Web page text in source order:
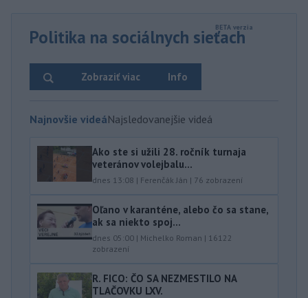
Politika na sociálnych sieťach
Info
Zobraziť viac
Najnovšie videáNajsledovanejšie videá
Ako ste si užili 28. ročník turnaja
veteránov volejbalu...
dnes 13:08 | Ferenčák Ján | 76 zobrazení
Oľano v karanténe, alebo čo sa stane,
ak sa niekto spoj...
dnes 05:00 | Michelko Roman | 16122
zobrazení
R. FICO: ČO SA NEZMESTILO NA
TLAČOVKU LXV.